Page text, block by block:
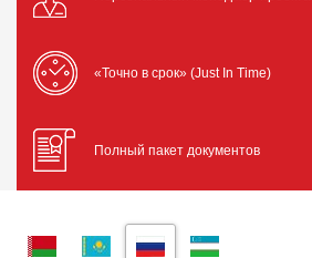
«Точно в срок» (Just In Time)
Полный пакет документов